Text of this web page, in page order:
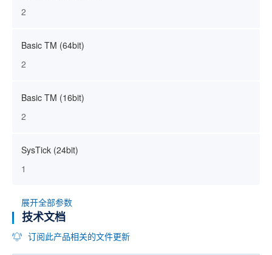
2
Basic TM (64bit)
2
Basic TM (16bit)
2
SysTick (24bit)
1
展开全部参数
技术文档
订阅此产品相关的文件更新